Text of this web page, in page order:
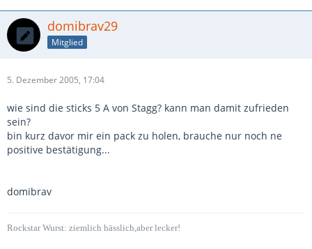
domibrav29
Mitglied
5. Dezember 2005, 17:04
wie sind die sticks 5 A von Stagg? kann man damit zufrieden
sein?
bin kurz davor mir ein pack zu holen, brauche nur noch ne
positive bestätigung...
domibrav
Rockstar Wurst: ziemlich hässlich,aber lecker!